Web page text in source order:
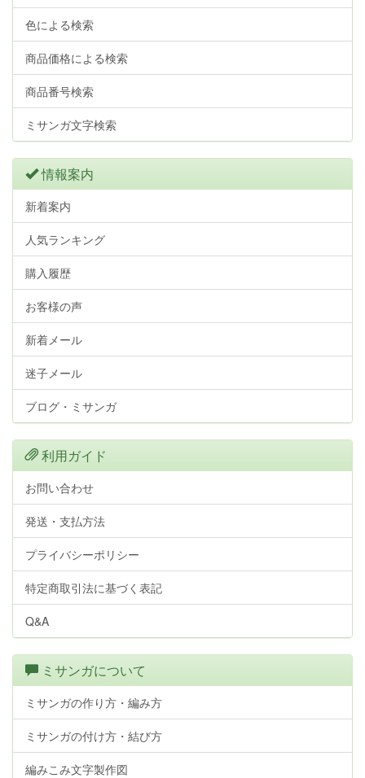
色による検索
商品価格による検索
商品番号検索
ミサンガ文字検索
情報案内
新着案内
人気ランキング
購入履歴
お客様の声
新着メール
迷子メール
ブログ・ミサンガ
利用ガイド
お問い合わせ
発送・支払方法
プライバシーポリシー
特定商取引法に基づく表記
Q&A
ミサンガについて
ミサンガの作り方・編み方
ミサンガの付け方・結び方
編みこみ文字製作図